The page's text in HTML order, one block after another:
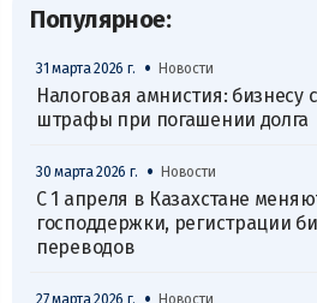
Популярное:
31 марта 2026 г. • Новости
Налоговая амнистия: бизнесу
штрафы при погашении долга
30 марта 2026 г. • Новости
С 1 апреля в Казахстане
господдержки, регистрации
переводов
27 марта 2026 г. Новости